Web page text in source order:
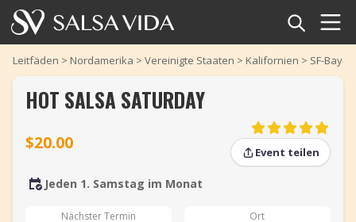
Startseite
Veranstaltungen
Nachrichten
Artikel
Leitfäden > Nordamerika > Vereinigte Staaten > Kalifornien > SF-Bay-
HOT SALSA SATURDAY
$20.00 Event teilen
Jeden 1. Samstag im Monat
Nächster Termin Ort